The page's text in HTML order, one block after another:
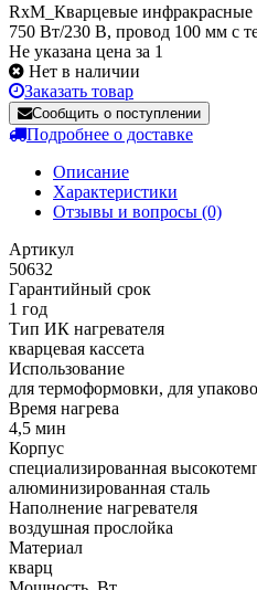
RxM_Кварцевые
750 Вт/230 В, провод 100 мм с
Не указана цена за 1
Нет в наличии
Заказать товар
Сообщить о поступлении
Подробнее о доставке
Описание
Характеристики
Отзывы и вопросы (0)
Артикул
50632
Гарантийный срок
1 год
Тип ИК нагревателя
кварцевая кассета
Использование
для термоформовки, для
Время нагрева
4,5 мин
Корпус
cпециализированная
алюминизированная сталь
Наполнение нагревателя
воздушная прослойка
Материал
кварц